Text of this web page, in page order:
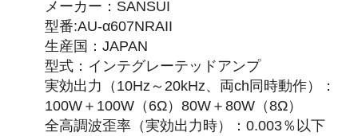
メーカー：SANSUI
型番:AU-α607NRAII
生産国：JAPAN
型式：インテグレーテッドアンプ
実効出力（10Hz～20kHz、両ch同時動作）：
100W＋100W（6Ω）80W＋80W（8Ω）
全高調波歪率（実効出力時）：0.003％以下